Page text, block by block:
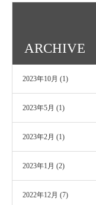
ARCHIVE
2023年10月 (1)
2023年5月 (1)
2023年2月 (1)
2023年1月 (2)
2022年12月 (7)